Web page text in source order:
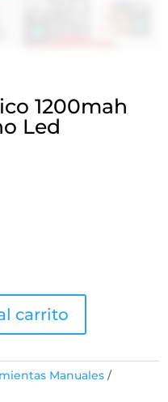
1200mah
Led
carrito
Manuales